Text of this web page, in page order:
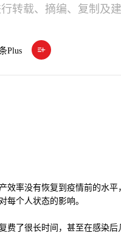
转载、摘编、复制及
Plus
效率没有恢复到疫情前的水
每个人状态的影响。
费了很长时间，甚至在感染